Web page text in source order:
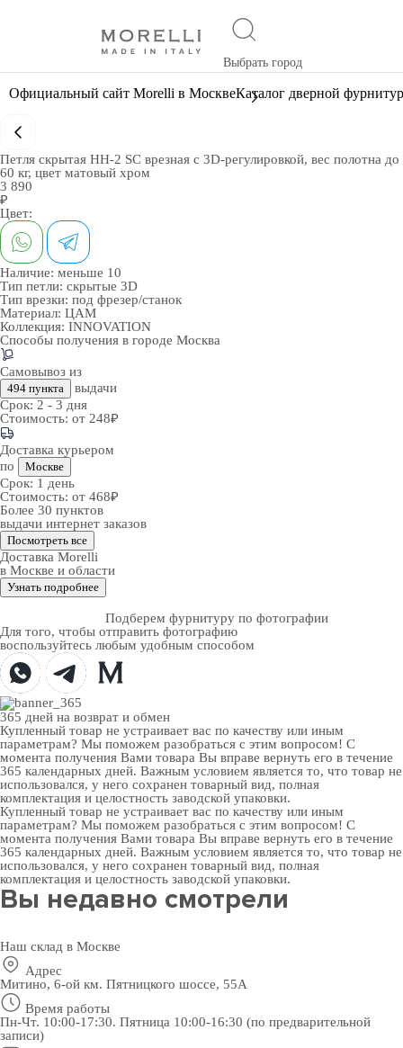
Выбрать город
Официальный сайт Morelli в МосквеКаталог дверной
Петля скрытая HH-2 SC врезная с 3D-регулировкой, вес полотна до
60 кг, цвет матовый хром
3 890
₽
Цвет:
Наличие: меньше 10
Тип петли: скрытые 3D
Тип врезки: под фрезер/станок
Материал: ЦАМ
Коллекция: INNOVATION
Способы получения в городе Москва
Самовывоз из
494 пункта
выдачи
Срок: 2 - 3 дня
Стоимость: от 248₽
Доставка курьером
по
Москве
Срок: 1 день
Стоимость: от 468₽
Более 30 пунктов
выдачи интернет заказов
Посмотреть все
Доставка Morelli
в Москве и области
Узнать подробнее
Подберем фурнитуру по фотографии
Для того, чтобы отправить фотографию
воспользуйтесь любым удобным способом
365 дней на возврат и обмен
Купленный товар не устраивает вас по качеству или иным
параметрам? Мы поможем разобраться с этим вопросом! С
момента получения Вами товара Вы вправе вернуть его в течение
365 календарных дней. Важным условием является то, что товар не
использовался, у него сохранен товарный вид, полная
комплектация и целостность заводской упаковки.
Купленный товар не устраивает вас по качеству или иным
параметрам? Мы поможем разобраться с этим вопросом! С
момента получения Вами товара Вы вправе вернуть его в течение
365 календарных дней. Важным условием является то, что товар не
использовался, у него сохранен товарный вид, полная
комплектация и целостность заводской упаковки.
Вы недавно смотрели
Наш склад в Москве
Адрес
Митино, 6-ой км. Пятницкого шоссе, 55А
Время работы
Пн-Чт. 10:00-17:30. Пятница 10:00-16:30 (по предварительной
записи)